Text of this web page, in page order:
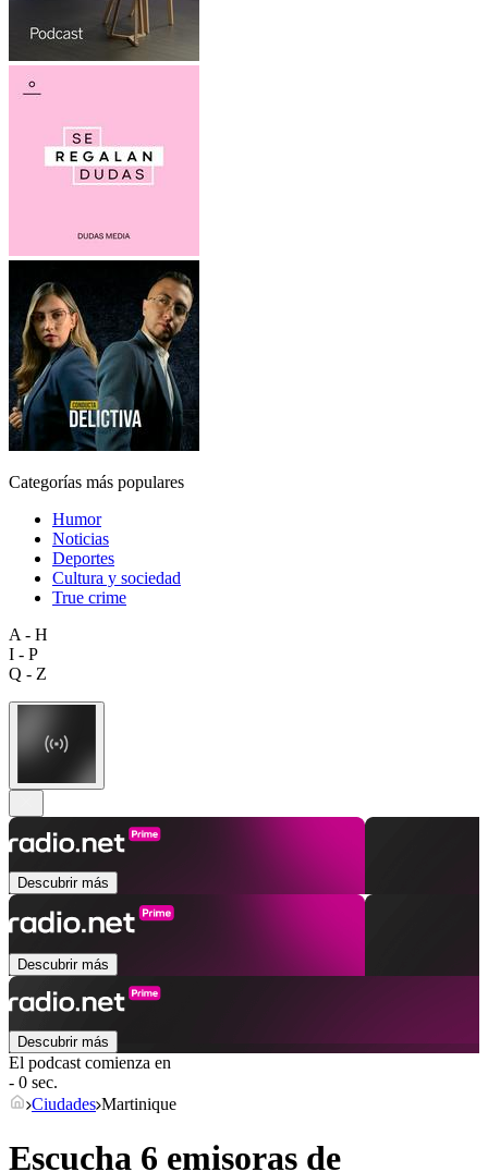
Categorías más populares
Humor
Noticias
Deportes
Cultura y sociedad
True crime
A - H
I - P
Q - Z
Descubrir más
Descubrir más
Descubrir más
El podcast comienza en
- 0 sec.
Ciudades Martinique
Escucha 6 emisoras de